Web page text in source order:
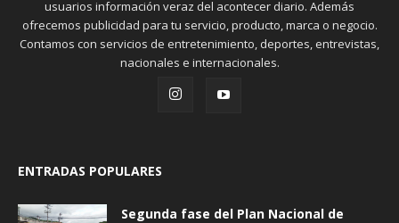
usuarios información veraz del acontecer diario. Además
ofrecemos publicidad para tu servicio, producto, marca o negocio.
Contamos con servicios de entretenimiento, deportes, entrevistas,
nacionales e internacionales.
ENTRADAS POPULARES
Segunda fase del Plan Nacional de